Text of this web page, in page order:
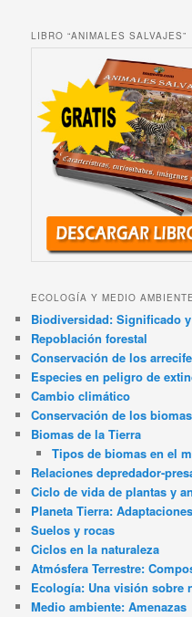
LIBRO “ANIMALES SALVAJES”
ECOLOGÍA Y MEDIO AMBIENTE
Biodiversidad: Significado
Repoblación forestal
Conservación de los
Especies en peligro de
Cambio climático
Conservación de los biomas
Biomas de la Tierra
Tipos de biomas en el
Relaciones depredador-
Ciclo de vida de plantas y
Planeta Tierra: Adaptaciones
Suelos y rocas
Ciclos en la naturaleza
Atmósfera Terrestre:
Ecología: Una visión sobre
Medio ambiente: Amenazas